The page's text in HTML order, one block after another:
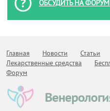
ОБСУДИТЬ НА
Главная Новости Статьи
Лекарственные средства
Форум